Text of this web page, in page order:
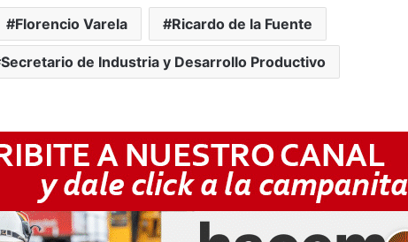
Florencio Varela Ricardo de la Fuente
Secretario de Industria y Desarrollo Productivo